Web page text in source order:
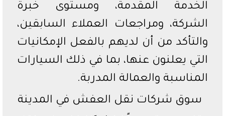
الخدمة المقدمة، ومستوى خبرة
الشركة، ومراجعات العملاء السابقين،
والتأكد من أن لديهم بالفعل الإمكانيات
التي يعلنون عنها، بما في ذلك السيارات
المناسبة والعمالة المدربة.
سوق شركات نقل العفش في المدينة